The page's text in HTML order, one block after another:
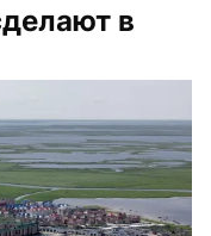
в